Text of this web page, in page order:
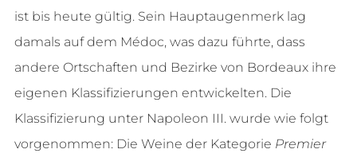
ist bis heute gültig. Sein Hauptaugenmerk lag
damals auf dem Médoc, was dazu führte, dass
andere Ortschaften und Bezirke von Bordeaux ihre
eigenen Klassifizierungen entwickelten. Die
Klassifizierung unter Napoleon III. wurde wie folgt
vorgenommen: Die Weine der Kategorie Premier